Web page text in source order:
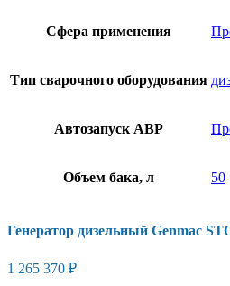
Сфера применения
Тип сварочного оборудования
Автозапуск АВР
Объем бака, л 50
Генератор дизельный Genmac
1 265 370 ₽